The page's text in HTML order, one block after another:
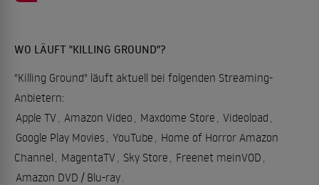
WO LÄUFT "KILLING GROUND"?
"Killing Ground" läuft aktuell bei folgenden Streaming-
Anbietern:
Apple TV Amazon Video Maxdome Store Videoload
Google Play Movies YouTube
Home of Horror Amazon
Channel
MagentaTV Sky Store Freenet meinVOD
Amazon DVD / Blu-ray